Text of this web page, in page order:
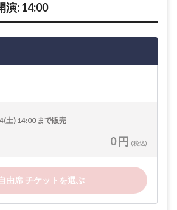
演: 14:00
土) 14:00 まで販売
0 円 (税込)
由席 チケットを選ぶ